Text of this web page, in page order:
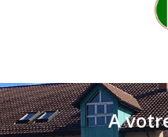
A